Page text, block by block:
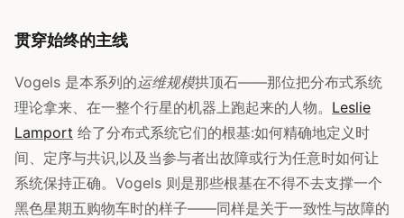
贯穿始终的主线
Vogels 是本系列的运维规模拱顶石——那位把分布式系统
理论拿来、在一整个行星的机器上跑起来的人物。 Leslie
Lamport 给了分布式系统它们的根基:如何精确地定义时
间、定序与共识,以及当参与者出故障或行为任意时如何让
系统保持正确。Vogels 则是那些根基在不得不去支撑一个
黑色星期五购物车时的样子——同样是关于一致性与故障的